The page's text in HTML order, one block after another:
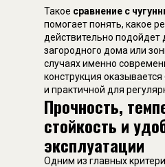
Такое сравнение с
помогает понять, какое
действительно подойдет
загородного дома или
случаях именно
конструкция
и практичной для
Прочность,
стойкость и
эксплуатации
Одним из главных